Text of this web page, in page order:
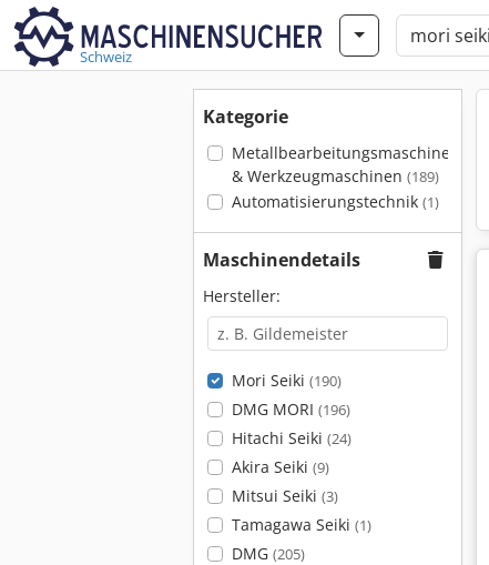
Schweiz
Kategorie
Metallbearbeitungsmaschinen
& Werkzeugmaschinen (189)
Automatisierungstechnik (1)
Maschinendetails
Hersteller:
Mori Seiki (190)
DMG MORI (196)
Hitachi Seiki (24)
Akira Seiki (9)
Mitsui Seiki (3)
Tamagawa Seiki (1)
DMG (205)